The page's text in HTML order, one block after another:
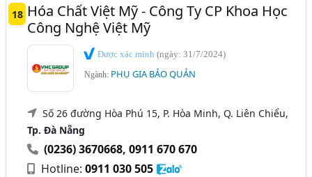
18 Hóa Chất Việt Mỹ - Công Ty CP Khoa Học
Công Nghệ Việt Mỹ
Được xác minh(ngày: 31/7/2024)
Ngành: PHỤ GIA BẢO QUẢN
Số 26 đường Hòa Phú 15, P. Hòa Minh, Q. Liên Chiểu,
Tp. Đà Nẵng
(0236) 3670668,0911 670 670
Hotline:0911 030 505